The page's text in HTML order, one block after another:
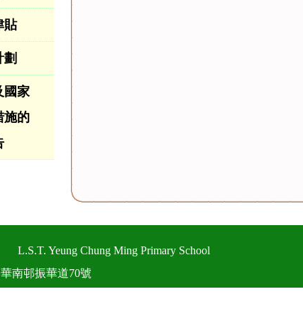
貼
國家
施的
L.S.T. Yeung Chung Ming Primary School
南邨振華道70號